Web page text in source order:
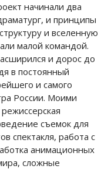
начинали два
и принципы
и вселенную
малой командой.
и дорос до
в постоянный
и самого
России. Моими
съемок для
спектакля, работа с
анимационных
сложные